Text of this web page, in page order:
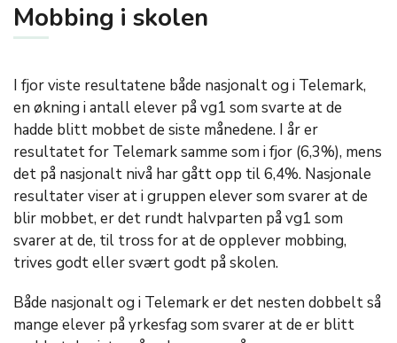
Mobbing i skolen
I fjor viste resultatene både nasjonalt og i Telemark,
en økning i antall elever på vg1 som svarte at de
hadde blitt mobbet de siste månedene. I år er
resultatet for Telemark samme som i fjor (6,3%), mens
det på nasjonalt nivå har gått opp til 6,4%. Nasjonale
resultater viser at i gruppen elever som svarer at de
blir mobbet, er det rundt halvparten på vg1 som
svarer at de, til tross for at de opplever mobbing,
trives godt eller svært godt på skolen.
Både nasjonalt og i Telemark er det nesten dobbelt så
mange elever på yrkesfag som svarer at de er blitt